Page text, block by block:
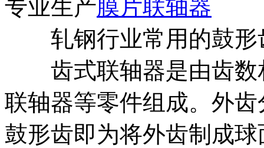
专业生产膜片联轴器
轧钢行业常用的鼓形
齿式联轴器是由齿数
联轴器等零件组成。外
鼓形齿即为将外齿制成